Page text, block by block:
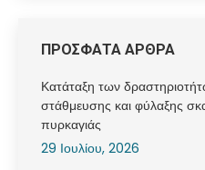
ΠΡΟΣΦΑΤΑ ΑΡΘΡΑ
Κατάταξη των
στάθμευσης και φύλαξης
πυρκαγιάς
29 Ιουλίου, 2026